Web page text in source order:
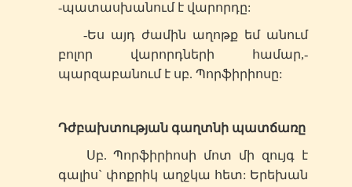
-պատասխանում է վարորդը:
-Ես այդ ժամին աղոթք եմ անում
բոլոր վարորդների համար,-
պարզաբանում է սբ. Պորֆիրիոսը:
Դժբախտության գաղտնի պատճառը
Սբ. Պորֆիրիոսի մոտ մի զույգ է
գալիս` փոքրիկ աղջկա հետ: Երեխան